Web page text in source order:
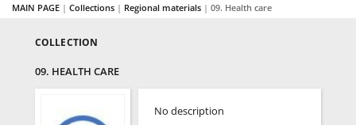
MAIN PAGE | Collections | Regional materials | 09. Health care
COLLECTION
09. HEALTH CARE
No description